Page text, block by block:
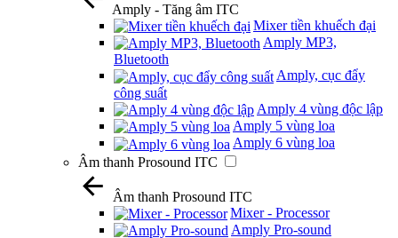
Amply - Tăng âm ITC
Mixer tiền khuếch đại
Amply MP3,
Bluetooth
Amply, cục đẩy
công suất
Amply 4 vùng độc lập
Amply 5 vùng loa
Amply 6 vùng loa
Âm thanh Prosound ITC
Âm thanh Prosound ITC
Mixer - Processor
Amply Pro-sound